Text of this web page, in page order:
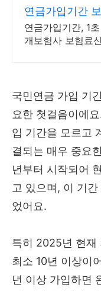
연금가입기간
연금가입기간, 1
개보험사 보험료
국민연금 가입 기
요한 첫걸음이에
입 기간을 모르고
결되는 매우 중요
년부터 시작되어
고 있으며, 이 기
었어요.
특히 2025년 현재
최소 10년 이상이
년 이상 가입하면